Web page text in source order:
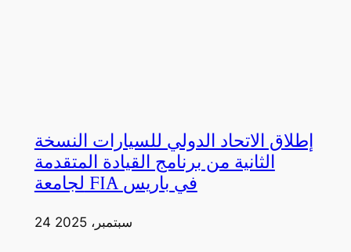
إطلاق الاتحاد الدولي للسيارات النسخة
الثانية من برنامج القيادة المتقدمة
لجامعة FIA في باريس
24 سبتمبر، 2025